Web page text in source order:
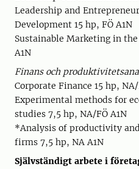
Leadership and
Development 15 hp, FÖ A1N
Sustainable Marketing in the
A1N
Finans och
Corporate Finance 15 hp, NA/
Experimental methods for
studies 7,5 hp, NA/FÖ A1N
*Analysis of productivity
firms 7,5 hp, NA A1N
Självständigt arbete i